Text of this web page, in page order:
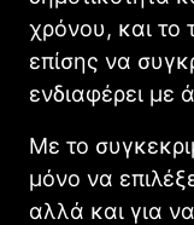
χρόνου, και το
επίσης να
ενδιαφέρει με
Με το
μόνο να
αλλά και για